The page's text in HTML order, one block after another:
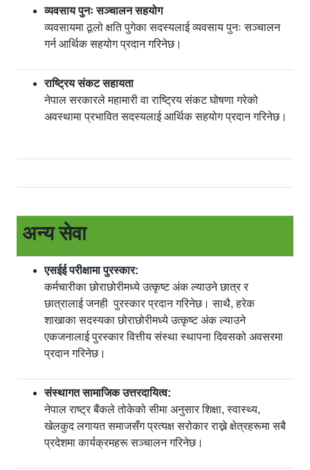
व्यवसाय पुनः सञ्चालन सहयोग
व्यवसायमा ठूलो क्षति पुगेका सदस्यलाई व्यवसाय पुनः सञ्चालन
गर्न आर्थिक सहयोग प्रदान गरिनेछ।
राष्ट्रिय संकट सहायता
नेपाल सरकारले महामारी वा राष्ट्रिय संकट घोषणा गरेको
अवस्थामा प्रभावित सदस्यलाई आर्थिक सहयोग प्रदान गरिनेछ।
अन्य सेवा
एसईई परीक्षामा पुरस्कार:
कर्मचारीका छोराछोरीमध्ये उत्कृष्ट अंक ल्याउने छात्र र
छात्रालाई जनही पुरस्कार प्रदान गरिनेछ। साथै, हरेक
शाखाका सदस्यका छोराछोरीमध्ये उत्कृष्ट अंक ल्याउने
एकजनालाई पुरस्कार वित्तीय संस्था स्थापना दिवसको अवसरमा
प्रदान गरिनेछ।
संस्थागत सामाजिक उत्तरदायित्व:
नेपाल राष्ट्र बैंकले तोकेको सीमा अनुसार शिक्षा, स्वास्थ्य,
खेलकुद लगायत समाजसँग प्रत्यक्ष सरोकार राख्ने क्षेत्रहरूमा सबै
प्रदेशमा कार्यक्रमहरू सञ्चालन गरिनेछ।